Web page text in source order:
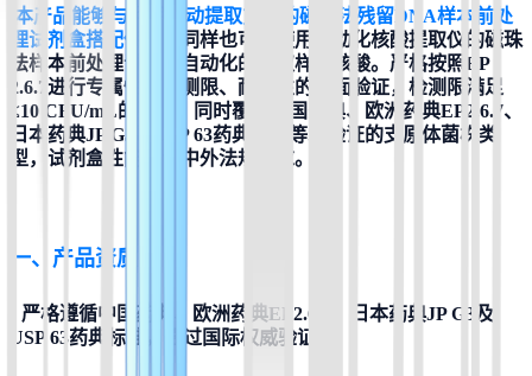
本产品能够与利用手动提取方法的磁珠法残留DNA样本前处
理试剂盒搭配使用
。同样也可以使用自动化核酸提取仪的磁珠
法样本前处理试剂盒自动化的提取样本核酸。严格按照EP
2.6.7进行专属性、检测限、耐用性的全面验证，检测限满足
≤10 CFU/mL的要求。同时覆盖中国药典、欧洲药典EP2.6.7、
日本药典JP G3及USP 63药典标准等求验证的支原体菌株类
型，试剂盒性能符合中外法规要求。
一、产品资质
严格遵循中国药典、欧洲药典EP2.6.7、日本药典JP G3及
USP 63药典标准，通过国际权威验证。